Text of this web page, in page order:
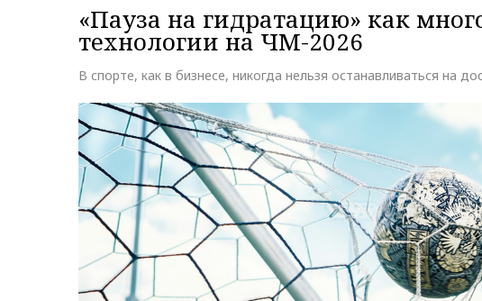
«Пауза на гидратацию» как
технологии на ЧМ-2026
В спорте, как в бизнесе, никогда нельзя останавливаться на